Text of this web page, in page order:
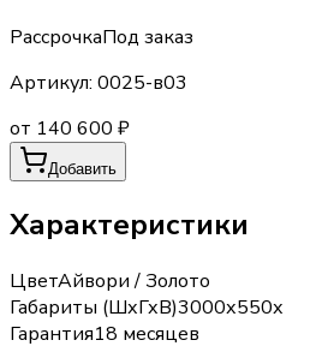
РассрочкаПод заказ
Артикул: 0025-в03
от 140 600 ₽
Добавить
Характеристики
ЦветАйвори / Золото
Габариты (ШхГхВ)3000х550х
Гарантия18 месяцев